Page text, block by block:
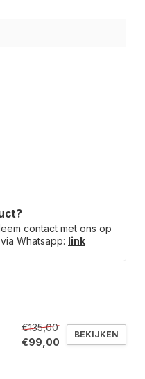
contact met ons op
Whatsapp: link
€135,00
€99,00
BEKIJKEN